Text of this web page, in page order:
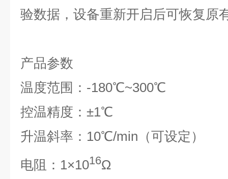
验数据，设备重新开启后可恢复原
产品参数
温度范围：-180℃~300℃
控温精度：±1℃
升温斜率：10℃/min（可设定）
电阻：1×1016Ω